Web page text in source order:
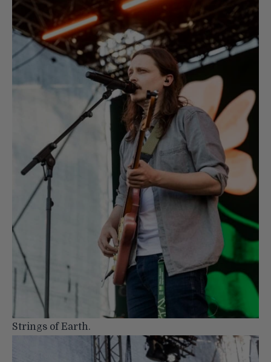
Strings of Earth.